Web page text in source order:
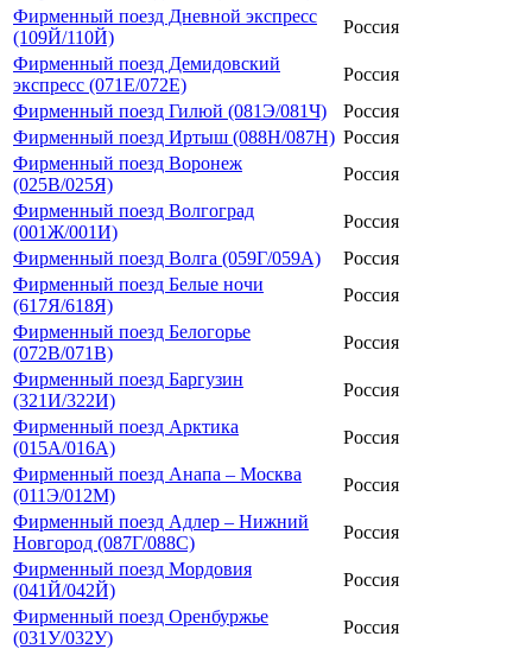
Фирменный поезд Дневной экспресс
(109Й/110Й)
Россия
Фирменный поезд Демидовский
экспресс (071Е/072Е)
Россия
Фирменный поезд Гилюй (081Э/081Ч)
Россия
Фирменный поезд Иртыш (088Н/087Н) Россия
Фирменный поезд Воронеж
(025В/025Я)
Россия
Фирменный поезд Волгоград
(001Ж/001И)
Россия
Фирменный поезд Волга (059Г/059А)
Россия
Фирменный поезд Белые ночи
(617Я/618Я)
Россия
Фирменный поезд Белогорье
(072В/071В)
Россия
Фирменный поезд Баргузин
(321И/322И)
Россия
Фирменный поезд Арктика
(015А/016А)
Россия
Фирменный поезд Анапа – Москва
(011Э/012М)
Россия
Фирменный поезд Адлер – Нижний
Новгород (087Г/088С)
Россия
Фирменный поезд Мордовия
(041Й/042Й)
Россия
Фирменный поезд Оренбуржье
(031У/032У)
Россия